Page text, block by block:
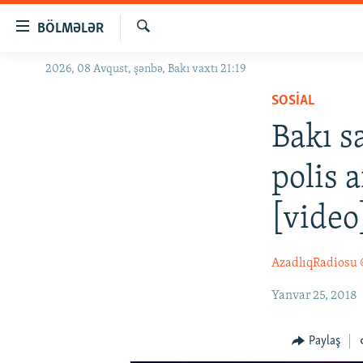
BÖLMƏLƏR
GÜNDƏM
Axtar
2026, 08 Avqust, şənbə, Bakı vaxtı 21:19
SOSIAL
Bakı
polis
[video]
AzadlıqRadiosu
Yanvar 25, 2018
Paylaş